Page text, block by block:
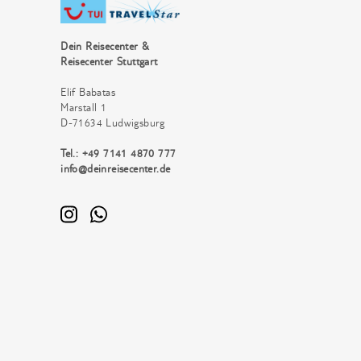
Dein Reisecenter &
Reisecenter Stuttgart
Elif Babatas
Marstall 1
D-71634 Ludwigsburg
Tel.: +49 7141 4870 777
info@deinreisecenter.de